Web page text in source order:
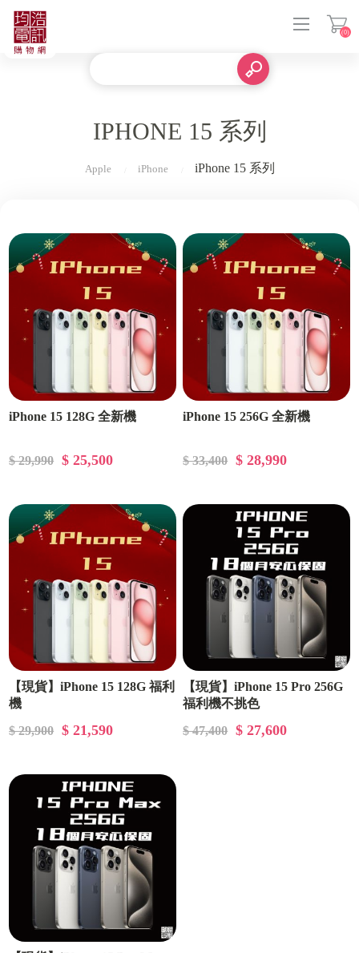
(0)
IPHONE 15 系列
Apple iPhone iPhone 15 系列
iPhone 15 128G 全新機
$ 29,990 $ 25,500
iPhone 15 256G 全新機
$ 33,400 $ 28,990
【現貨】iPhone 15 128G 福利
機
$ 29,900
$ 21,590
【現貨】iPhone 15 Pro 256G
福利機不挑色
$ 47,400
$ 27,600